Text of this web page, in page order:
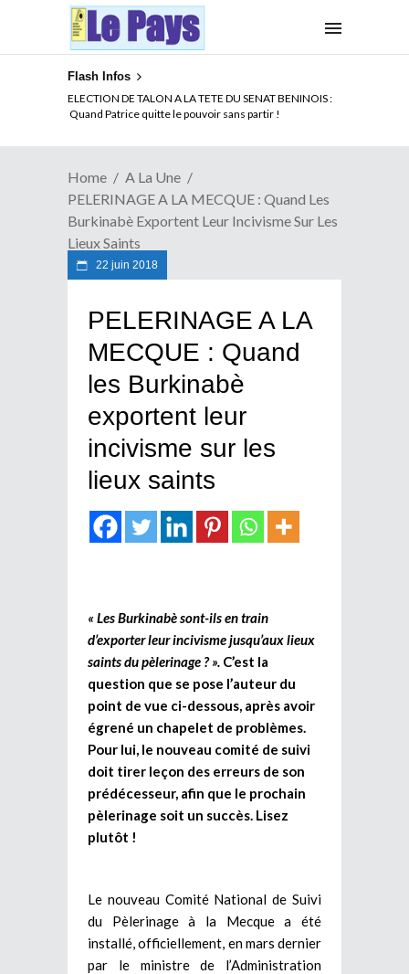
Flash Infos
ELECTION DE TALON A LA TETE DU SENAT BENINOIS :
Quand Patrice quitte le pouvoir sans partir !
Home
A La Une
PELERINAGE A LA MECQUE : Quand Les
Burkinabè Exportent Leur Incivisme Sur Les
Lieux Saints
22 juin 2018
PELERINAGE A LA
MECQUE : Quand
les Burkinabè
exportent leur
incivisme sur les
lieux saints
« Les Burkinabè sont-ils en train
d’exporter leur incivisme jusqu’aux lieux
saints du pèlerinage ? ». C’est la
question que se pose l’auteur du
point de vue ci-dessous, après avoir
égrené un chapelet de problèmes.
Pour lui, le nouveau comité de suivi
doit tirer leçon des erreurs de son
prédécesseur, afin que le prochain
pèlerinage soit un succès. Lisez
plutôt !
Le nouveau Comité National de Suivi
du Pèlerinage à la Mecque a été
installé, officiellement, en mars dernier
par le ministre de l’Administration